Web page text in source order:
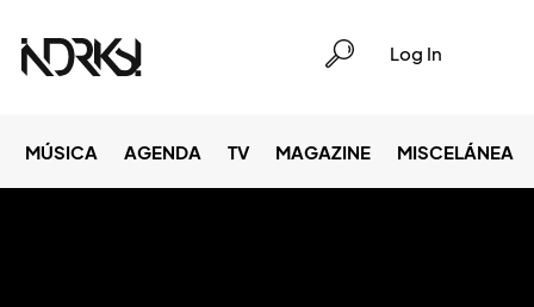
Log In
MÚSICA AGENDA TV MAGAZINE MISCELÁNEA